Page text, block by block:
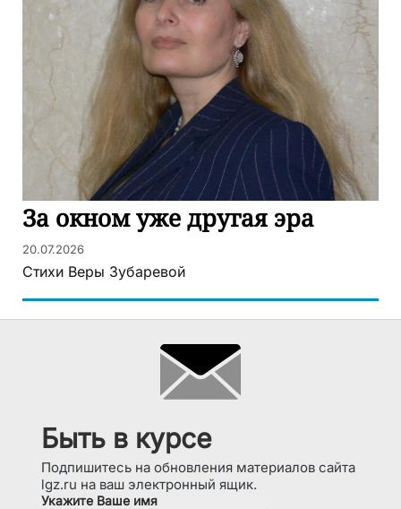
За окном уже другая эра
20.07.2026
Стихи Веры Зубаревой
Быть в курсе
Подпишитесь на обновления материалов сайта
lgz.ru на ваш электронный ящик.
Укажите Ваше имя